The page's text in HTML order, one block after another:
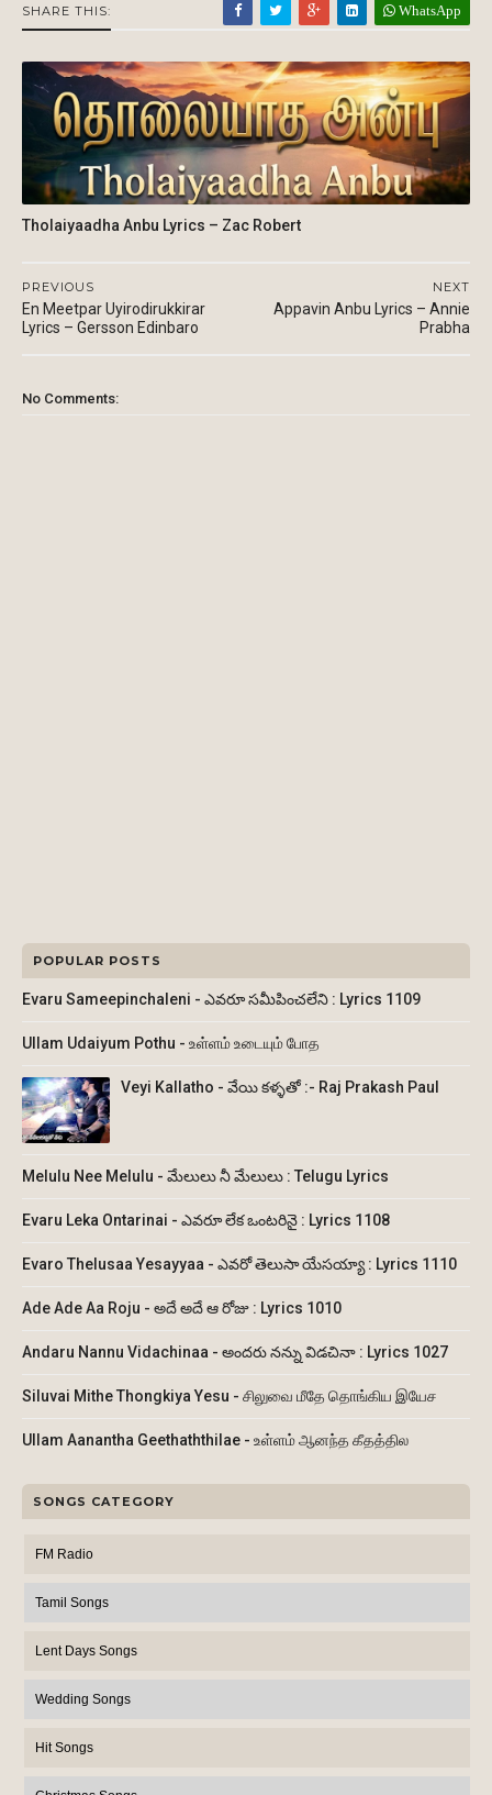
SHARE THIS: WhatsApp
Tholaiyaadha Anbu Lyrics – Zac Robert
NEXT
Appavin Anbu Lyrics – Annie
Prabha
PREVIOUS
En Meetpar Uyirodirukkirar
Lyrics – Gersson Edinbaro
No Comments:
POPULAR POSTS
Evaru Sameepinchaleni - ఎవరూ సమీపించలేని : Lyrics 1109
Ullam Udaiyum Pothu - உள்ளம் உடையும் போத
Veyi Kallatho - వేయి కళ్ళతో :- Raj Prakash Paul
Melulu Nee Melulu - మేలులు నీ మేలులు : Telugu Lyrics
Evaru Leka Ontarinai - ఎవరూ లేక ఒంటరినై : Lyrics 1108
Evaro Thelusaa Yesayyaa - ఎవరో తెలుసా యేసయ్యా : Lyrics 1110
Ade Ade Aa Roju - అదే అదే ఆ రోజు : Lyrics 1010
Andaru Nannu Vidachinaa - అందరు నన్ను విడచినా : Lyrics 1027
Siluvai Mithe Thongkiya Yesu - சிலுவை மீதே தொங்கிய இயேச
Ullam Aanantha Geethaththilae - உள்ளம் ஆனந்த கீதத்தில
SONGS CATEGORY
FM Radio
Tamil Songs
Lent Days Songs
Wedding Songs
Hit Songs